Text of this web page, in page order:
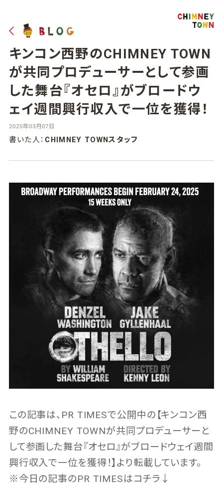
キンコン西野のCHIMNEY TOWN
が共同プロデューサーとして参画
した舞台『オセロ』がブロードウ
ェイ週間興行収入で一位を獲得！
2025年03月07日
書いた人： CHIMNEY TOWNスタッフ
この記事は、PR TIMESで公開中の【キンコン西
野のCHIMNEY TOWNが共同プロデューサーと
して参画した舞台『オセロ』がブロードウェイ週間
興行収入で一位を獲得！】より転載しています。
※今日の記事のPR TIMESはコチラ↓